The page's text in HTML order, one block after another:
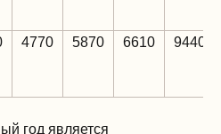
4770 5870 6610 9440
год является